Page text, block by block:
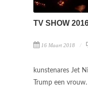
TV SHOW
16 Maart 2018
kunstenares Jet
Trump een